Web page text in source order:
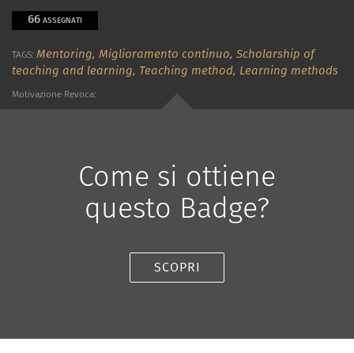
66 ASSEGNATI
TAGS: Mentoring, Miglioramento continuo, Scholarship of
teaching and learning, Teaching method, Learning methods
Motivazione Revoca:
Come si ottiene
questo Badge?
SCOPRI